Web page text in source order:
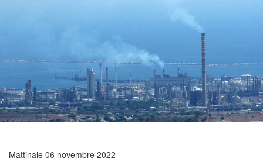
Mattinale 06 novembre 2022